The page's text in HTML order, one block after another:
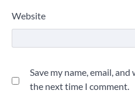
Website
Save my name, email,
the next time I comment.